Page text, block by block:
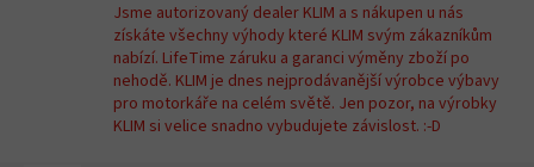
Jsme autorizovaný dealer KLIM a s nákupen u nás
získáte všechny výhody které KLIM svým zákazníkům
nabízí. LifeTime záruku a garanci výměny zboží po
nehodě. KLIM je dnes nejprodávanější výrobce výbavy
pro motorkáře na celém světě. Jen pozor, na výrobky
KLIM si velice snadno vybudujete závislost. :-D